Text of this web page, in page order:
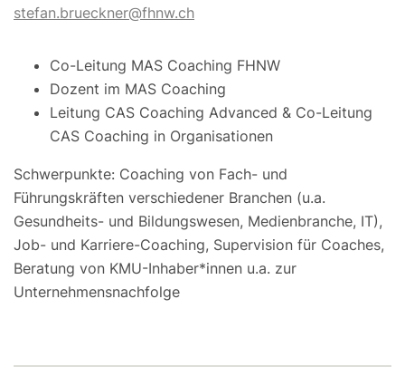
stefan.brueckner@fhnw.ch
Co-Leitung MAS Coaching FHNW
Dozent im MAS Coaching
Leitung CAS Coaching Advanced & Co-Leitung
CAS Coaching in Organisationen
Schwerpunkte: Coaching von Fach- und
Führungskräften verschiedener Branchen (u.a.
Gesundheits- und Bildungswesen, Medienbranche, IT),
Job- und Karriere-Coaching, Supervision für Coaches,
Beratung von KMU-Inhaber*innen u.a. zur
Unternehmensnachfolge